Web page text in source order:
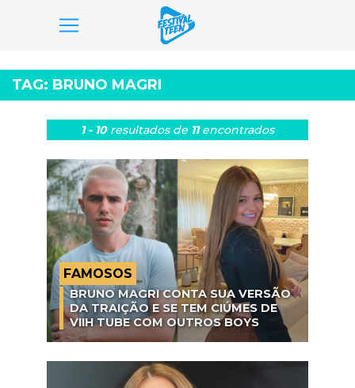
para
o
conteúdo
TAG: BRUNO MAGRI
1 - 10resultados de 11encontrados
FAMOSOS
BRUNO MAGRI CONTA SUA VERSÃO
DA TRAIÇÃO E SE TEM CIÚMES DE
VIIH TUBE COM OUTROS BOYS